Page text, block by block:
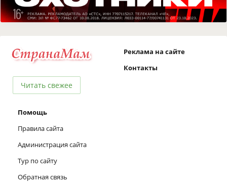
Читать свежее
Реклама на сайте
Контакты
Помощь
Правила сайта
Администрация сайта
Тур по сайту
Обратная связь